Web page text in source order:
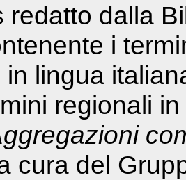
redatto dalla
i
lingua
regionali
cura del